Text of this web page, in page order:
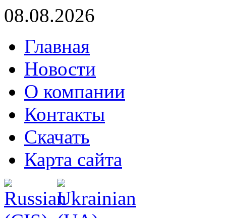
08.08.2026
Главная
Новости
О компании
Контакты
Скачать
Карта сайта